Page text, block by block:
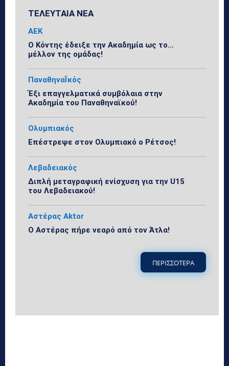
ΤΕΛΕΥΤΑΙΑ ΝΕΑ
ΑΕΚ
Ο Κόντης έδειξε την Ακαδημία ως το…
μέλλον της ομάδας!
ΠαναθηναΪκός
Έξι επαγγελματικά συμβόλαια στην
Ακαδημία του Παναθηναϊκού!
Ολυμπιακός
Επέστρεψε στον Ολυμπιακό ο Ρέτσος!
Λεβαδειακός
Διπλή μεταγραφική ενίσχυση για την U15
του Λεβαδειακού!
Αστέρας Aktor
Ο Αστέρας πήρε νεαρό από τον Άτλα!
ΠΕΡΙΣΣΟΤΕΡΑ